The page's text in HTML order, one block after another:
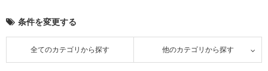
条件を変更する
全てのカテゴリから探す 他のカテゴリから探す